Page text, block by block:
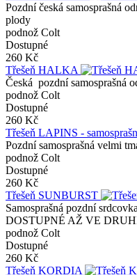
Pozdní česká samosprašná
plody
podnož Colt
Dostupné
260 Kč
Třešeň HALKA
Česká pozdní samosprašná
podnož Colt
Dostupné
260 Kč
Třešeň LAPINS -
Pozdní samosprašná velmi
podnož Colt
Dostupné
260 Kč
Třešeň SUNBURST
Samosprašná pozdní
DOSTUPNÉ AŽ VE
podnož Colt
Dostupné
260 Kč
Třešeň KORDIA